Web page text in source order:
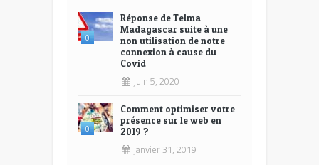
0
Réponse de Telma
Madagascar suite à une
non utilisation de notre
connexion à cause du
Covid
juin 5, 2020
0
Comment optimiser votre
présence sur le web en
2019 ?
janvier 31, 2019